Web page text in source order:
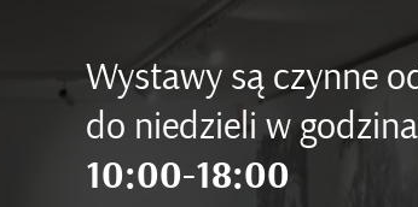
Wystawy są czynne
do niedzieli w
10:00-18:00